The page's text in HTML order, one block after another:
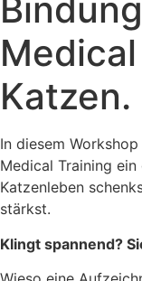
Katzen.
In diesem
Medical Training
Katzenleben
stärkst.
Klingt spannend?